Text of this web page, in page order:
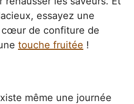
essayez une
de confiture de
touche fruitée !
même une journée